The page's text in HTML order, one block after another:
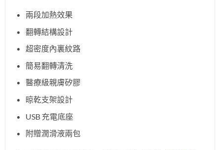
兩段加熱效果
翻轉結構設計
超密度內裏紋路
簡易翻轉清洗
醫療級親膚矽膠
晾乾支架設計
USB 充電底座
附贈潤滑液兩包